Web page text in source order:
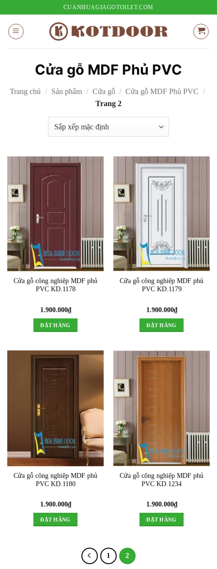
nội
dung
CUANHUAGIAGOTOILET.COM
Cửa gỗ MDF Phủ PVC
Trang chủ / Sản phẩm / Cửa gỗ / Cửa gỗ MDF Phủ PVC /
Trang 2
Cửa gỗ công nghiệp MDF phủ
PVC KD.1178
1.900.000₫
ĐẶT HÀNG
Cửa gỗ công nghiệp MDF phủ
PVC KD.1179
1.900.000₫
ĐẶT HÀNG
Cửa gỗ công nghiệp MDF phủ
PVC KD.1180
1.900.000₫
ĐẶT HÀNG
Cửa gỗ công nghiệp MDF phủ
PVC KD.1234
1.900.000₫
ĐẶT HÀNG
1 2